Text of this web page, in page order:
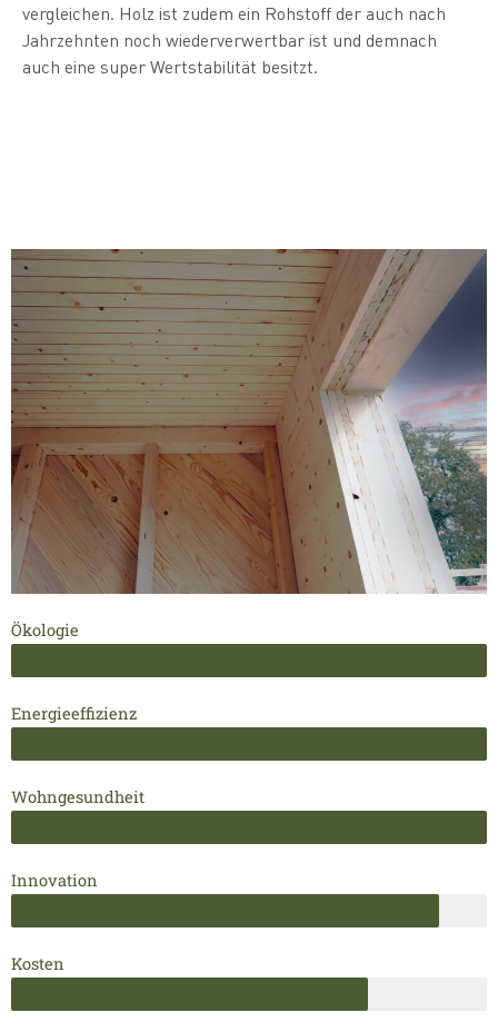
vergleichen. Holz ist zudem ein Rohstoff der auch nach
Jahrzehnten noch wiederverwertbar ist und demnach
auch eine super Wertstabilität besitzt.
Ökologie
Energieeffizienz
Wohngesundheit
Innovation
Kosten